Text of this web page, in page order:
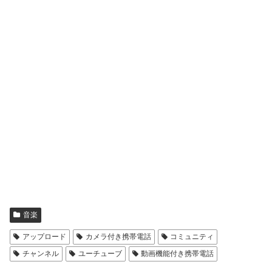
音楽
アップロード カメラ付き携帯電話
コミュニティ
チャンネル
ユーチューブ 動画機能付き携帯電話